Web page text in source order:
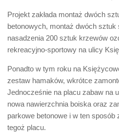
Projekt zakłada montaż dwóch
betonowych, montaż dwóch
nasadzenia 200 sztuk krzewów
rekreacyjno-sportowy na ulicy
Ponadto w tym roku na
zestaw hamaków, wkrótce
Jednocześnie na placu zabaw na
nowa nawierzchnia boiska oraz
parkowe betonowe i w ten
tegoż placu.